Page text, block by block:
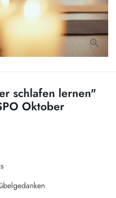
schlafen lernen"
Oktober